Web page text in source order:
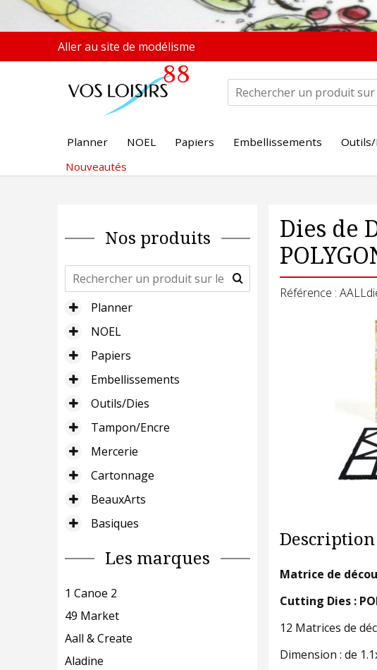
Aller au site de modélisme
Planner NOEL Papiers Embellissements Outils/
Nouveautés
Nos produits
Planner
NOEL
Papiers
Embellissements
Outils/Dies
Tampon/Encre
Mercerie
Cartonnage
BeauxArts
Basiques
Les marques
1 Canoe 2
49 Market
Aall & Create
Aladine
Dies de
Référence :
Description
Matrice de
Cutting Dies :
12 Matrices de
Dimension : de